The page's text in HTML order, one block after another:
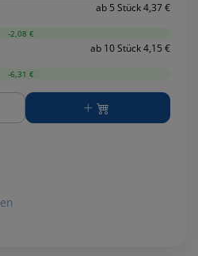
ab 5 Stück 4,37 €
-2,08 €
ab 10 Stück 4,15 €
-6,31 €